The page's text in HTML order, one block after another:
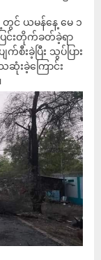
င် ယမန်နေ့ မေ ၁
ြင်းတိုက်ခတ်ခဲ့ရာ
စီးခဲ့ပြီး သွပ်ပြား
းခဲ့ကြောင်း